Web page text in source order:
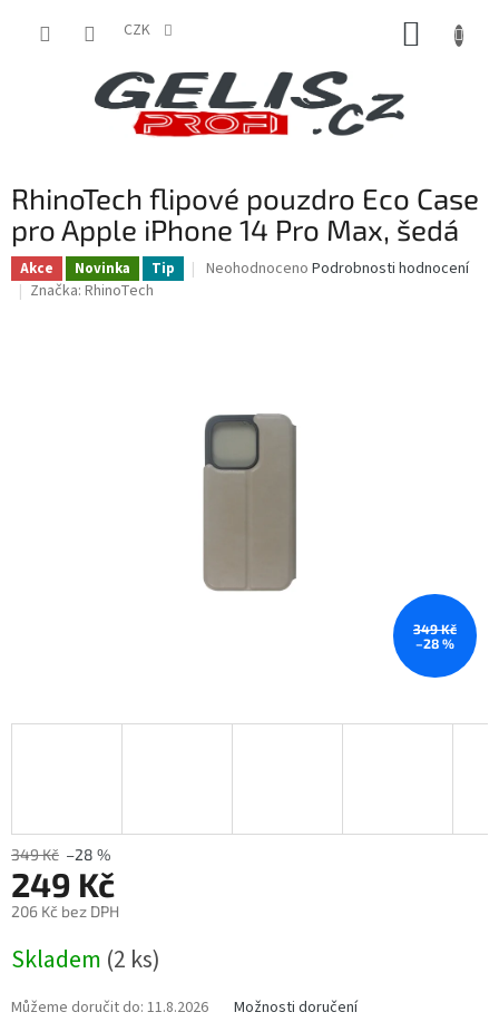
CZK
RhinoTech flipové pouzdro Eco Case
pro Apple iPhone 14 Pro Max, šedá
Akce Novinka Tip
Průměrné
hvězdiček.
Neohodnoceno Podrobnosti hodnocení
Značka: RhinoTech
349 Kč
–28 %
349 Kč –28 %
249 Kč
206 Kč bez DPH
cena:
Skladem (2 ks)
Můžeme doručit do: 11.8.2026 Možnosti doručení